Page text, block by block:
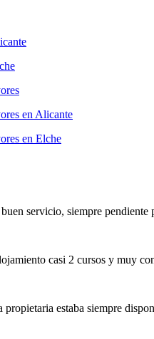
en Alicante
en Elche
servicio, siempre pendiente
casi 2 cursos y muy
propietaria estaba siempre